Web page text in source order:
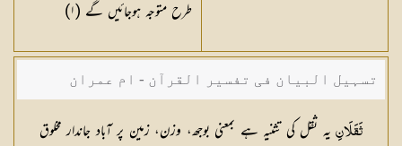
طرح متوجہ ہوجائیں گے (١)
تسہیل البیان فی تفسیر القرآن - ام عمران
شکیلہ بنت میاں فضل حسین
ثَقَلَانِ یہ ثقل کی تثنیہ ہے بمعنی بوجھ، وزن، زمین پر آباد جاندار مخلوق